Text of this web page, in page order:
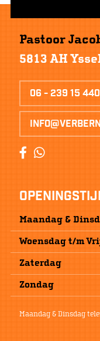
Pastoor
5813 AH
06 - 239 15 440
Maandag &
Woensdagt/m
Zaterdag
Zondag
Maandag & Dinsdag